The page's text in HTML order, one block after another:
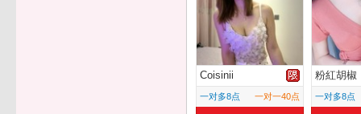
Coisinii
一对多8点 一对一40点
粉紅胡椒
一对多8点